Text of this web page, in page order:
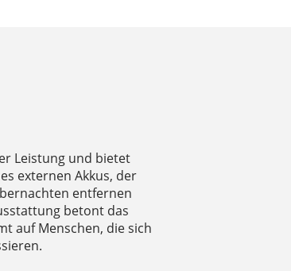
Leistung und bietet
externen Akkus, der
entfernen
betont das
auf Menschen, die sich